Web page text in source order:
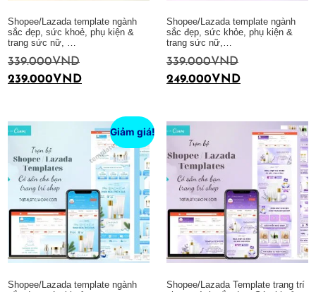
Shopee/Lazada template ngành
sắc đẹp, sức khoẻ, phụ kiện &
trang sức nữ, …
339.000VND
239.000VND
Shopee/Lazada template ngành
sắc đẹp, sức khỏe, phụ kiện &
trang sức nữ,…
339.000VND
249.000VND
Giảm giá!
Shopee/Lazada template ngành
Shopee/Lazada Template trang trí